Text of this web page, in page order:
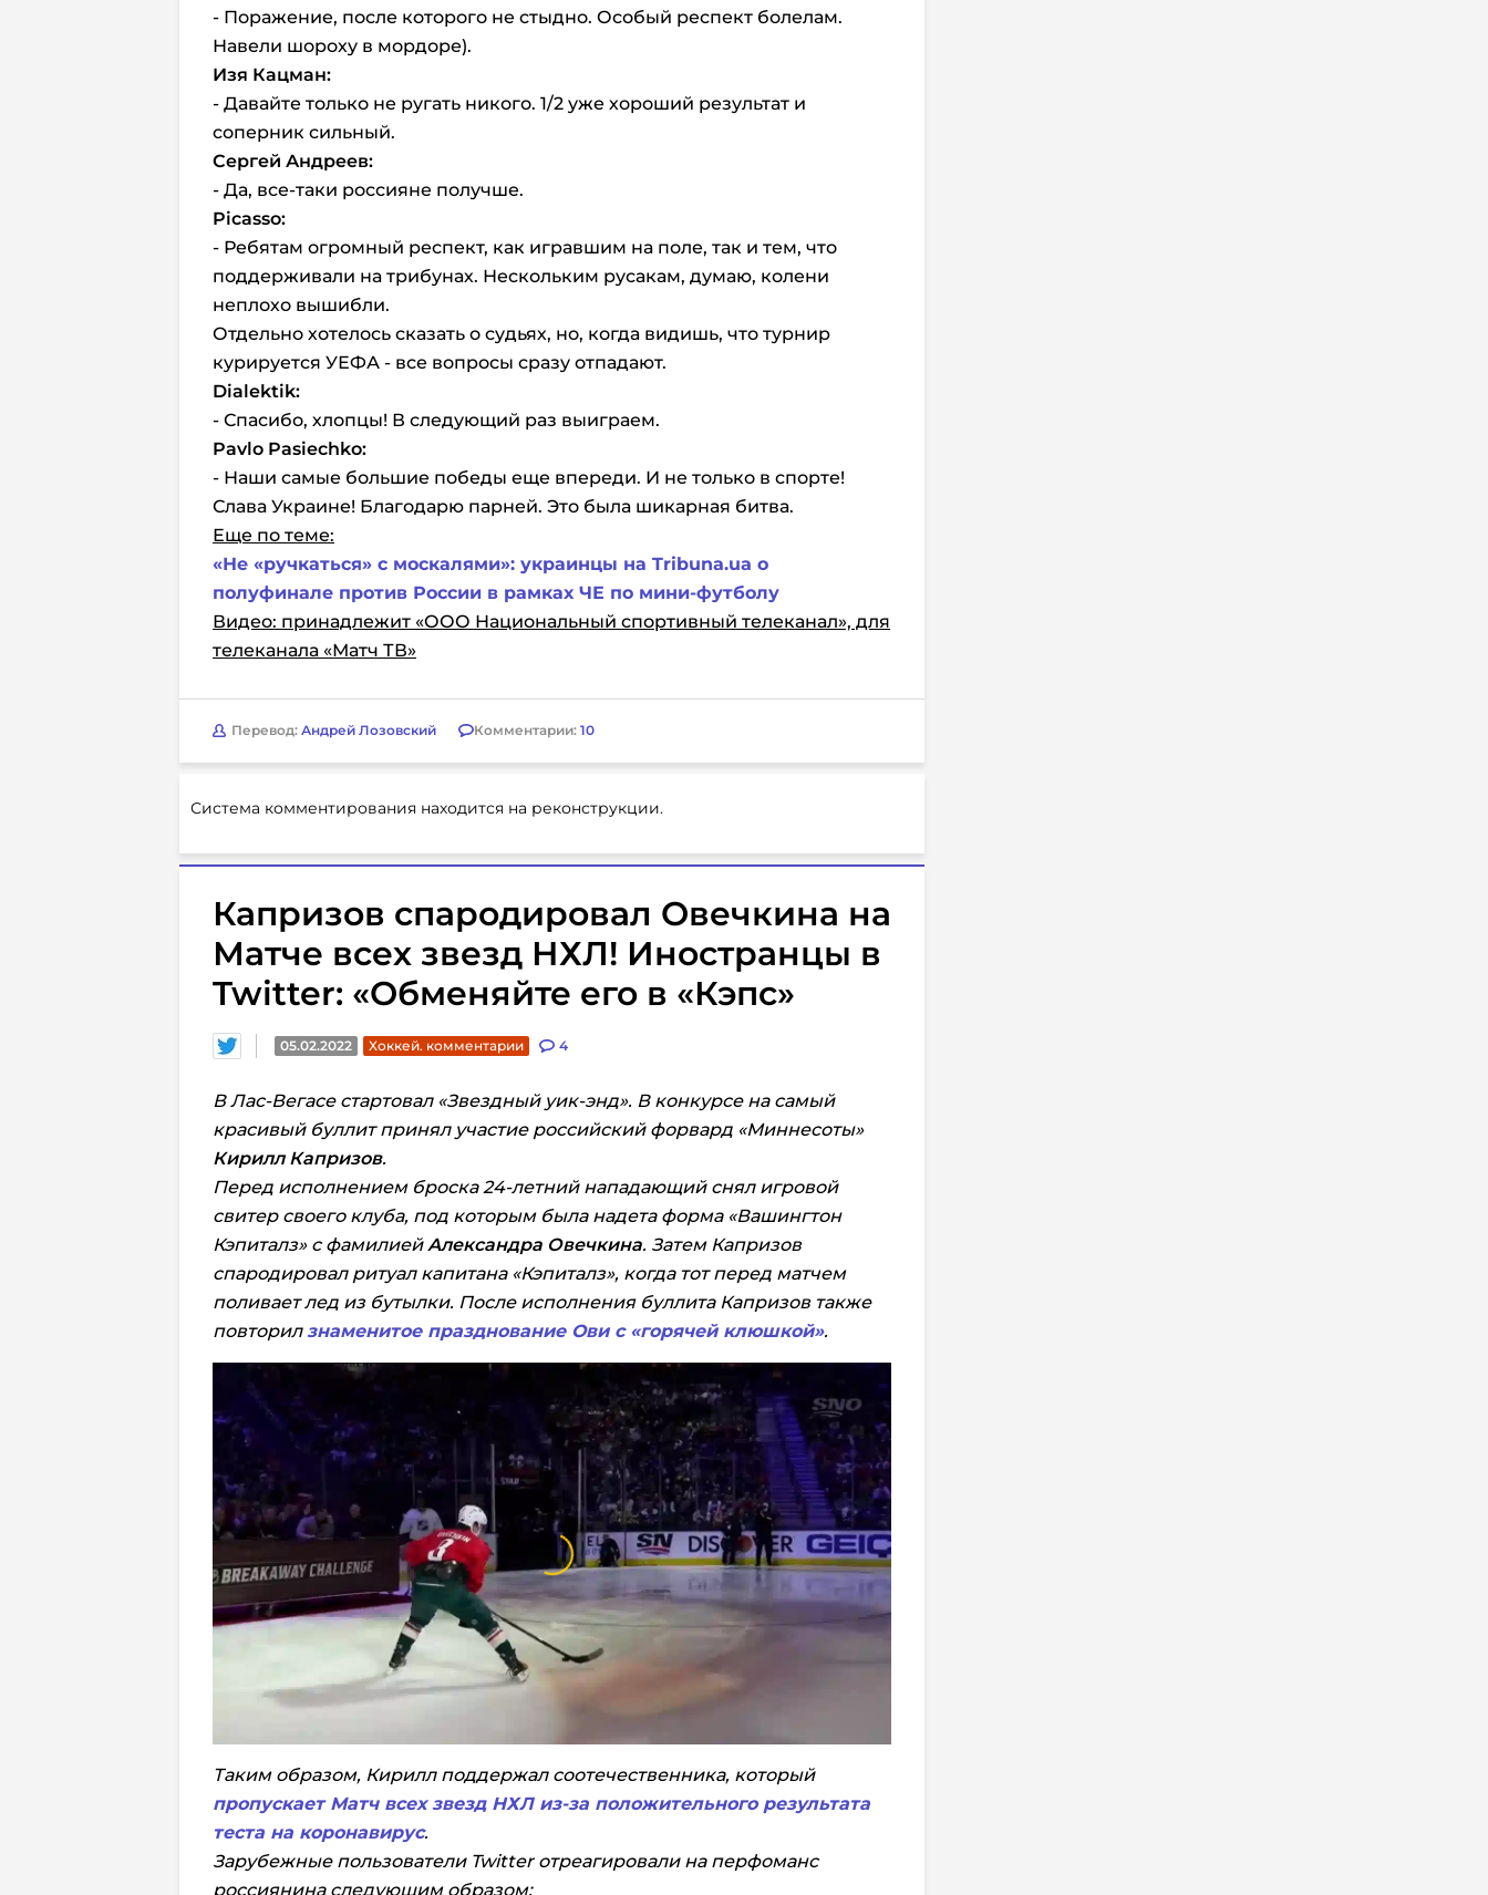
- Поражение, после которого не стыдно. Особый респект болелам.
Навели шороху в мордоре).
Изя Кацман:
- Давайте только не ругать никого. 1/2 уже хороший результат и
соперник сильный.
Сергей Андреев:
- Да, все-таки россияне получше.
Picasso:
- Ребятам огромный респект, как игравшим на поле, так и тем, что
поддерживали на трибунах. Нескольким русакам, думаю, колени
неплохо вышибли.
Отдельно хотелось сказать о судьях, но, когда видишь, что турнир
курируется УЕФА - все вопросы сразу отпадают.
Dialektik:
- Спасибо, хлопцы! В следующий раз выиграем.
Pavlo Pasiechko:
- Наши самые большие победы еще впереди. И не только в спорте!
Слава Украине! Благодарю парней. Это была шикарная битва.
Еще по теме:
«Не «ручкаться» с москалями»: украинцы на Tribuna.ua о
полуфинале против России в рамках ЧЕ по мини-футболу
Видео: принадлежит «ООО Национальный спортивный телеканал», для
телеканала «Матч ТВ»
Перевод: Андрей Лозовский Комментарии: 10
Система комментирования находится на реконструкции.
Капризов спародировал Овечкина на
Матче всех звезд НХЛ! Иностранцы в
Twitter: «Обменяйте его в «Кэпс»
05.02.2022 Хоккей. комментарии 4
В Лас-Вегасе стартовал «Звездный уик-энд». В конкурсе на самый
красивый буллит принял участие российский форвард «Миннесоты»
Кирилл Капризов.
Перед исполнением броска 24-летний нападающий снял игровой
свитер своего клуба, под которым была надета форма «Вашингтон
Кэпиталз» с фамилиейАлександра Овечкина. Затем Капризов
спародировал ритуал капитана «Кэпиталз», когда тот перед матчем
поливает лед из бутылки. После исполнения буллита Капризов также
повторилзнаменитое празднование Ови с «горячей клюшкой».
Таким образом, Кирилл поддержал соотечественника, который
пропускает Матч всех звезд НХЛ из-за положительного результата
теста на коронавирус.
Зарубежные пользователи Twitter отреагировали на перфоманс
россиянина следующим образом: